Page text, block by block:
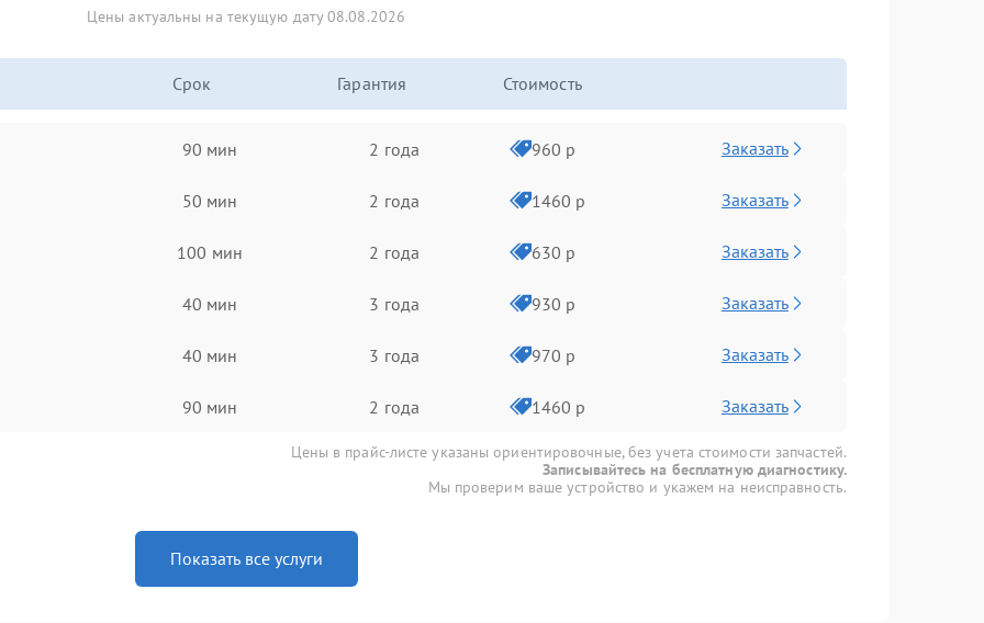
Цены актуальны на текущую дату 08.08.2026
Срок Гарантия Стоимость
90 мин 2 года 960 р Заказать
50 мин 2 года 1460 р Заказать
100 мин 2 года 630 р Заказать
40 мин 3 года 930 р Заказать
40 мин 3 года 970 р Заказать
90 мин 2 года 1460 р Заказать
Цены в прайс-листе указаны ориентировочные, без учета стоимости запчастей.
Записывайтесь на бесплатную диагностику.
Мы проверим ваше устройство и укажем на неисправность.
Показать все услуги